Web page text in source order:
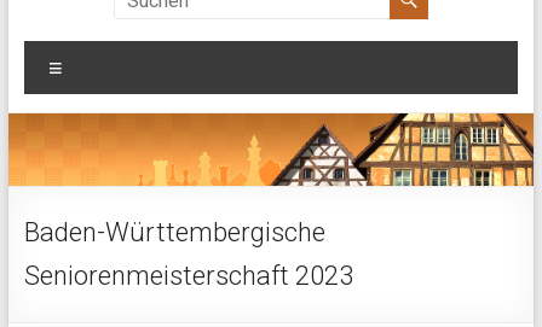
Baden-Württembergische
Seniorenmeisterschaft 2023